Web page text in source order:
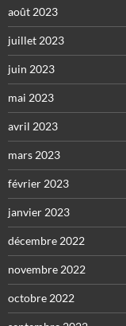
août 2023
juillet 2023
juin 2023
mai 2023
avril 2023
mars 2023
février 2023
janvier 2023
décembre 2022
novembre 2022
octobre 2022